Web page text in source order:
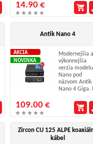
14.90 €
Antik Nano 4
AKCIA
NOVINKA
Modernejšia a
výkonnejšia
verzia modelu
Nano pod
názvom Antik
Nano 4 Giga.
109.00 €
Zircon CU 125 ALPE
kábel